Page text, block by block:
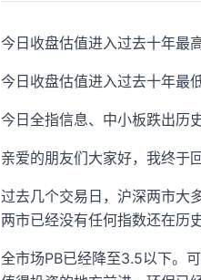
今日收盘估值进入过去十年最
今日收盘估值进入过去十年最
今日全指信息、中小板跌出历
亲爱的朋友们大家好，我终于
过去几个交易日，沪深两市大
两市已经没有任何指数还在历
全市场PB已经降至3.5以下。